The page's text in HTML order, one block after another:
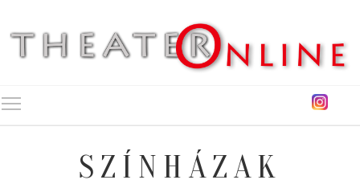
SZÍNHÁZAK